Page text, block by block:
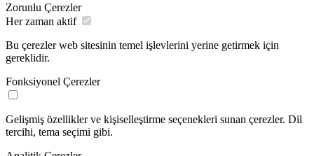
Zorunlu Çerezler
Her zaman aktif
Bu çerezler web sitesinin temel işlevlerini yerine getirmek için
gereklidir.
Fonksiyonel Çerezler
Gelişmiş özellikler ve kişiselleştirme seçenekleri sunan çerezler. Dil
tercihi, tema seçimi gibi.